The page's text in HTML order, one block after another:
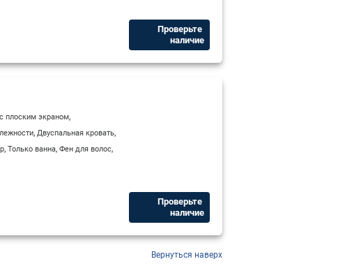
Проверьте ​
наличие
плоским экраном,
, Двуспальная кровать,
, Только ванна, Фен для волос,
Проверьте ​
наличие
Вернуться наверх